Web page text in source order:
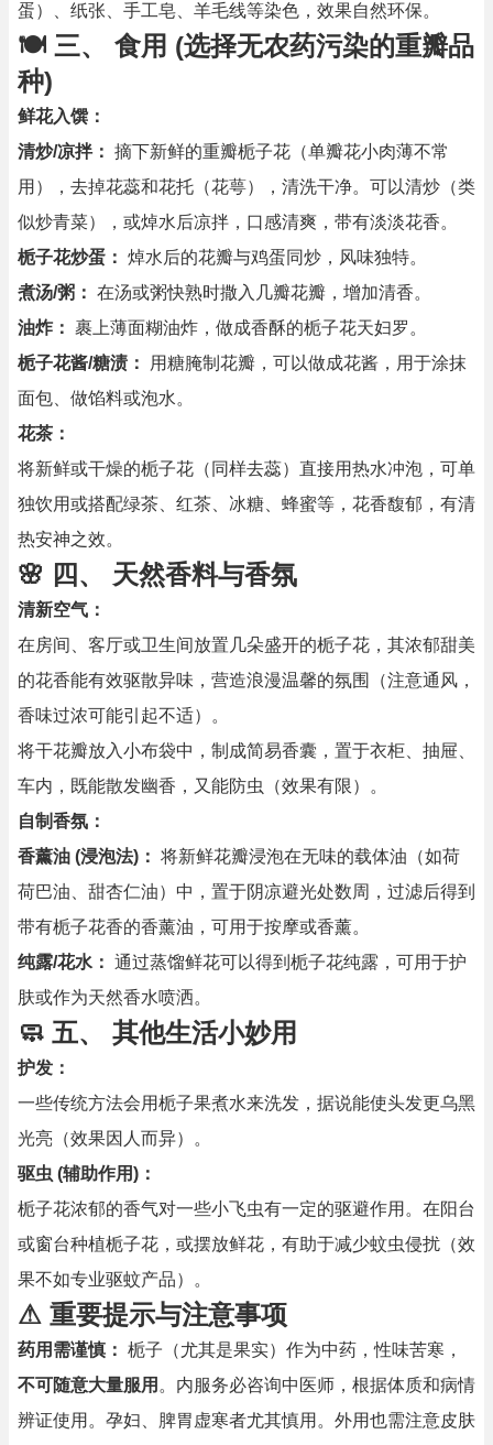
蛋）、纸张、手工皂、羊毛线等染色，效果自然环保。
🍽 三、 食用 (选择无农药污染的重瓣品
种)
鲜花入馔：
清炒/凉拌： 摘下新鲜的重瓣栀子花（单瓣花小肉薄不常
用），去掉花蕊和花托（花萼），清洗干净。可以清炒（类
似炒青菜），或焯水后凉拌，口感清爽，带有淡淡花香。
栀子花炒蛋： 焯水后的花瓣与鸡蛋同炒，风味独特。
煮汤/粥： 在汤或粥快熟时撒入几瓣花瓣，增加清香。
油炸： 裹上薄面糊油炸，做成香酥的栀子花天妇罗。
栀子花酱/糖渍：
用糖腌制花瓣，可以做成花酱，用于涂抹
面包、做馅料或泡水。
花茶：
将新鲜或干燥的栀子花（同样去蕊）直接用热水冲泡，可单
独饮用或搭配绿茶、红茶、冰糖、蜂蜜等，花香馥郁，有清
热安神之效。
🌸 四、 天然香料与香氛
清新空气：
在房间、客厅或卫生间放置几朵盛开的栀子花，其浓郁甜美
的花香能有效驱散异味，营造浪漫温馨的氛围（注意通风，
香味过浓可能引起不适）。
将干花瓣放入小布袋中，制成简易香囊，置于衣柜、抽屉、
车内，既能散发幽香，又能防虫（效果有限）。
自制香氛：
香薰油 (浸泡法)： 将新鲜花瓣浸泡在无味的载体油（如荷
荷巴油、甜杏仁油）中，置于阴凉避光处数周，过滤后得到
带有栀子花香的香薰油，可用于按摩或香薰。
纯露/花水： 通过蒸馏鲜花可以得到栀子花纯露，可用于护
肤或作为天然香水喷洒。
🧼 五、 其他生活小妙用
护发：
一些传统方法会用栀子果煮水来洗发，据说能使头发更乌黑
光亮（效果因人而异）。
驱虫 (辅助作用)：
栀子花浓郁的香气对一些小飞虫有一定的驱避作用。在阳台
或窗台种植栀子花，或摆放鲜花，有助于减少蚊虫侵扰（效
果不如专业驱蚊产品）。
⚠ 重要提示与注意事项
药用需谨慎： 栀子（尤其是果实）作为中药，性味苦寒，
不可随意大量服用 。内服务必咨询中医师，根据体质和病情
辨证使用。孕妇、脾胃虚寒者尤其慎用。外用也需注意皮肤